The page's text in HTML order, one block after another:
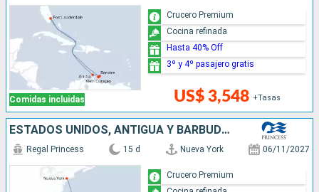
Comidas incluidas US$ 3,548 +Tasas
Crucero Premium
Cocina refinada
Hasta 40% Off
3º y 4º pasajero gratis
ESTADOS UNIDOS, ANTIGUA Y BARBUDA, SANTA LUCIA, BARBADOS, ARUBA
Regal Princess 15 d Nueva York 06/11/2027
Crucero Premium